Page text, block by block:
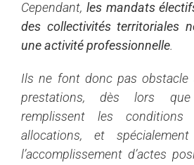
Cependant, les mandats
des collectivités territoriales
une activité professionnelle.
Ils ne font donc pas obstacle
prestations, dès lors
remplissent les conditions
allocations, et
l’accomplissement d’actes